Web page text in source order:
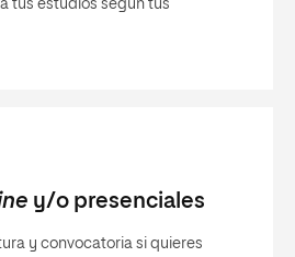
tus estudios según tus
y/o presenciales
y convocatoria si quieres